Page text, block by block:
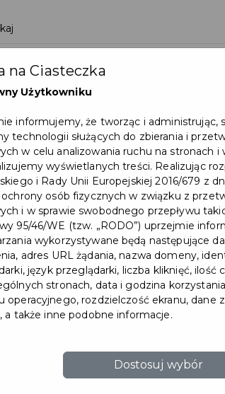
Wydarzenia
Programy
Mapa Miasta Załatw
Ochrona ludności
do Loterii PIT
przed nami
4197 osób, 12 maja 2021 r. o
na Ciasteczka
Użytkowniku
informujemy, że tworząc i administrując,
technologii służących do zbierania i
w celu analizowania ruchu na stronach i
wyświetlanych treści. Realizując
i Rady Unii Europejskiej 2016/679 z
ochrony osób fizycznych w związku z
i w sprawie swobodnego przepływu
95/46/WE (tzw. „RODO”) uprzejmie
wykorzystywane będą następujące
adres URL żądania, nazwa domeny,
język przeglądarki, liczba kliknięć, ilość
stronach, data i godzina
operacyjnego, rozdzielczość ekranu, dane
a także inne podobne informacje.
Dostosuj wybór